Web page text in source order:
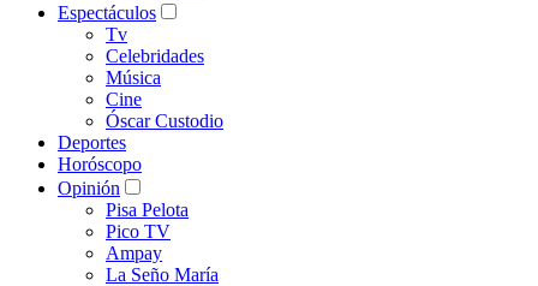
Espectáculos
Tv
Celebridades
Música
Cine
Óscar Custodio
Deportes
Horóscopo
Opinión
Pisa Pelota
Pico TV
Ampay
La Seño María